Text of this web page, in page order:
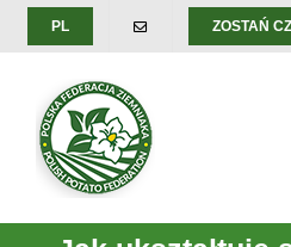
Skip
PL ZOSTAŃ